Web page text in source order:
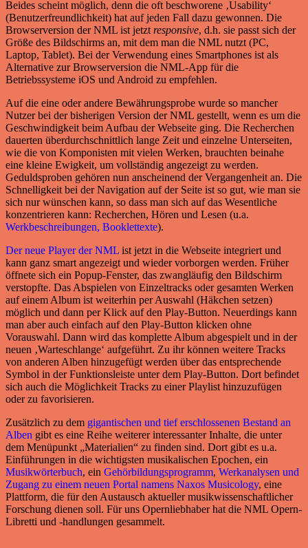
Beides scheint möglich, denn die oft beschworene ‚Usability‘
(Benutzerfreundlichkeit) hat auf jeden Fall dazu gewonnen. Die
Browserversion der NML ist jetzt responsive, d.h. sie passt sich der
Größe des Bildschirms an, mit dem man die NML nutzt (PC,
Laptop, Tablet). Bei der Verwendung eines Smartphones ist als
Alternative zur Browserversion die NML-App für die
Betriebssysteme iOS und Android zu empfehlen.
Auf die eine oder andere Bewährungsprobe wurde so mancher
Nutzer bei der bisherigen Version der NML gestellt, wenn es um die
Geschwindigkeit beim Aufbau der Webseite ging. Die Recherchen
dauerten überdurchschnittlich lange Zeit und einzelne Unterseiten,
wie die von Komponisten mit vielen Werken, brauchten beinahe
eine kleine Ewigkeit, um vollständig angezeigt zu werden.
Geduldsproben gehören nun anscheinend der Vergangenheit an. Die
Schnelligkeit bei der Navigation auf der Seite ist so gut, wie man sie
sich nur wünschen kann, so dass man sich auf das Wesentliche
konzentrieren kann: Recherchen, Hören und Lesen (u.a.
Werkbeschreibungen, Booklettexte).
Der neue Player der NML ist jetzt in die Webseite integriert und
kann ganz smart angezeigt und wieder vorborgen werden. Früher
öffnete sich ein Popup-Fenster, das zwangläufig den Bildschirm
verstopfte. Das Abspielen von Einzeltracks oder gesamten Werken
auf einem Album ist weiterhin per Auswahl (Häkchen setzen)
möglich und dann per Klick auf den Play-Button. Neuerdings kann
man aber auch einfach auf den Play-Button klicken ohne
Vorauswahl. Dann wird das komplette Album abgespielt und in der
neuen ‚Warteschlange‘ aufgeführt. Zu ihr können weitere Tracks
von anderen Alben hinzugefügt werden über das entsprechende
Symbol in der Funktionsleiste unter dem Play-Button. Dort befindet
sich auch die Möglichkeit Tracks zu einer Playlist hinzuzufügen
oder zu favorisieren.
Zusätzlich zu dem gigantischen und tief erschlossenen Bestand an
Alben gibt es eine Reihe weiterer interessanter Inhalte, die unter
dem Menüpunkt „Materialien“ zu finden sind. Dort gibt es u.a.
Einführungen in die wichtigsten musikalischen Epochen, ein
Musikwörterbuch, ein Gehörbildungsprogramm, Werkanalysen und
Zugang zu einem neuen Portal namens Naxos Musicology, eine
Plattform, die für den Austausch aktueller musikwissenschaftlicher
Forschung dienen soll. Für uns Opernliebhaber hat die NML Opern-
Libretti und -handlungen gesammelt.